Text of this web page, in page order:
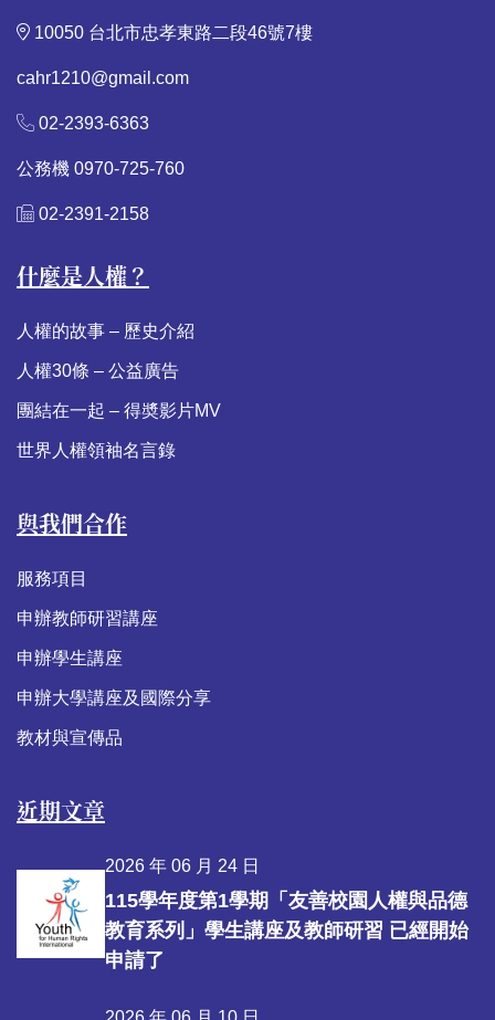
10050 台北市忠孝東路二段46號7樓
cahr1210@gmail.com
02-2393-6363
公務機 0970-725-760
02-2391-2158
什麼是人權？
人權的故事 – 歷史介紹
人權30條 – 公益廣告
團結在一起 – 得奬影片MV
世界人權領袖名言錄
與我們合作
服務項目
申辦教師研習講座
申辦學生講座
申辦大學講座及國際分享
教材與宣傳品
近期文章
2026 年 06 月 24 日
115學年度第1學期「友善校園人權與品德
教育系列」學生講座及教師研習 已經開始
申請了